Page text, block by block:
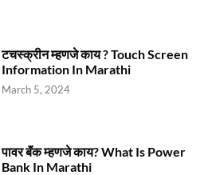
टचस्क्रीन म्हणजे काय ? Touch Screen
Information In Marathi
March 5, 2024
पावर बॅंक म्हणजे काय? What Is Power
Bank In Marathi